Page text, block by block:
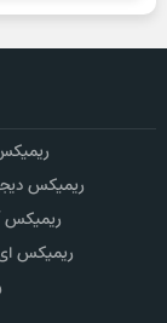
ریمیکس
ریمیکس
ریمیکس